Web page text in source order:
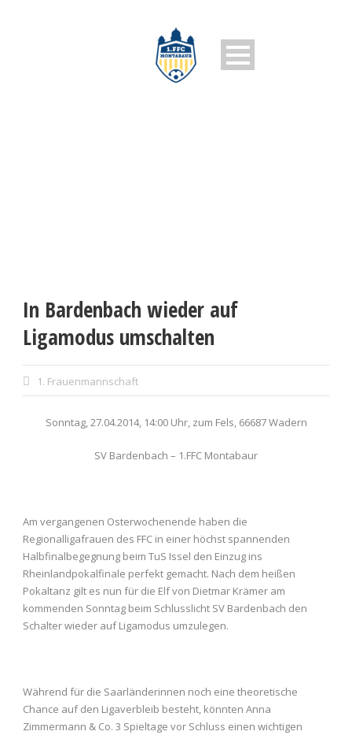
In Bardenbach wieder auf
Ligamodus umschalten
1. Frauenmannschaft
Sonntag, 27.04.2014, 14:00 Uhr, zum Fels, 66687 Wadern
SV Bardenbach – 1.FFC Montabaur
Am vergangenen Osterwochenende haben die
Regionalligafrauen des FFC in einer höchst spannenden
Halbfinalbegegnung beim TuS Issel den Einzug ins
Rheinlandpokalfinale perfekt gemacht. Nach dem heißen
Pokaltanz gilt es nun für die Elf von Dietmar Krämer am
kommenden Sonntag beim Schlusslicht SV Bardenbach den
Schalter wieder auf Ligamodus umzulegen.
Während für die Saarländerinnen noch eine theoretische
Chance auf den Ligaverbleib besteht, könnten Anna
Zimmermann & Co. 3 Spieltage vor Schluss einen wichtigen